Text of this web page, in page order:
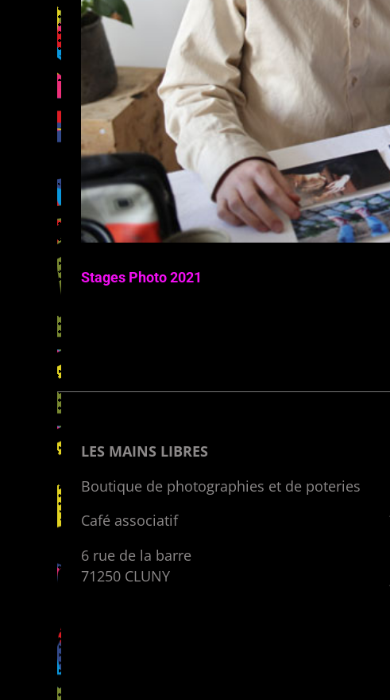
Stages Photo 2021
LES MAINS LIBRES
Boutique de photographies et de poteries
Café associatif
6 rue de la barre
71250 CLUNY